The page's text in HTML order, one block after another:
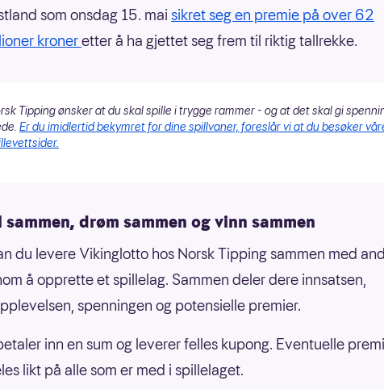
som onsdag 15. mai sikret seg en premie på over 62
kroneretter å ha gjettet seg frem til riktig tallrekke.
Tipping ønsker at du skal spille i trygge rammer - og at det skal gi
Er du imidlertid bekymret for dine spillvaner, foreslår vi at du besøker
drøm sammen og vinn sammen
du levere Vikinglotto hos Norsk Tipping sammen med
å opprette et spillelag. Sammen deler dere innsatsen,
spenningen og potensielle premier.
inn en sum og leverer felles kupong. Eventuelle
likt på alle som er med i spillelaget.